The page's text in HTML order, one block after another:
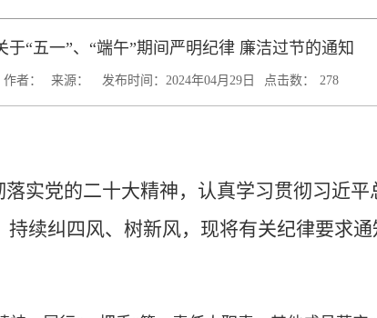
于“五一”、“端午”期间严明纪律 廉洁过节的通知
作者： 来源： 发布时间：2024年04月29日 点击数： 278
落实党的二十大精神，认真学习贯彻习近
续纠四风、树新风，现将有关纪律要求通